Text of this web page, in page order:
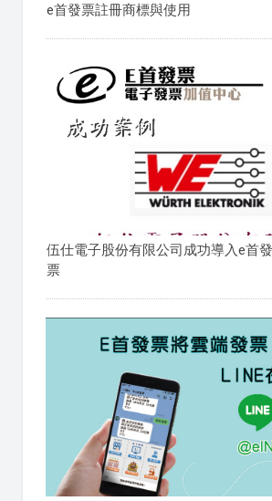
e首發票註冊商標與使用
伍仕電子股份有限公司成功導入e首
票